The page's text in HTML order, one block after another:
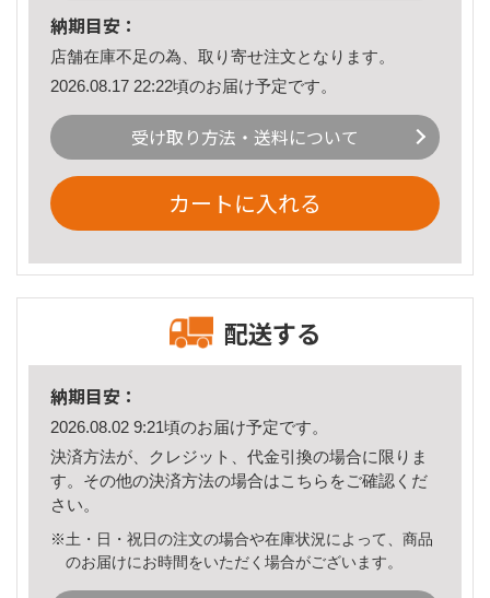
納期目安：
店舗在庫不足の為、取り寄せ注文となります。
2026.08.17 22:22頃のお届け予定です。
受け取り方法・送料について
カートに入れる
配送する
納期目安：
2026.08.02 9:21頃のお届け予定です。
決済方法が、クレジット、代金引換の場合に限りま
す。その他の決済方法の場合はこちら をご確認くだ
さい。
※土・日・祝日の注文の場合や在庫状況によって、商品
のお届けにお時間をいただく場合がございます。